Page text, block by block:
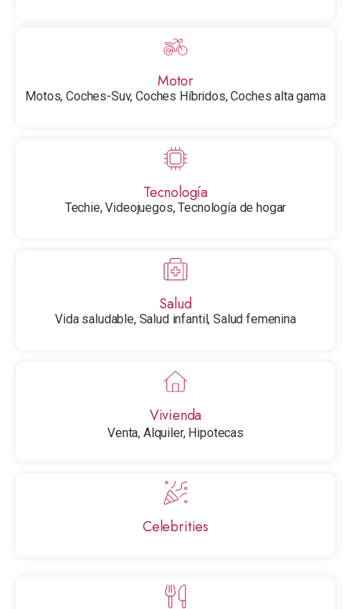
Motor
Motos, Coches-Suv, Coches Híbridos, Coches alta gama
Tecnología
Techie, Videojuegos, Tecnología de hogar
Salud
Vida saludable, Salud infantil, Salud femenina
Vivienda
Venta, Alquiler, Hipotecas
Celebrities